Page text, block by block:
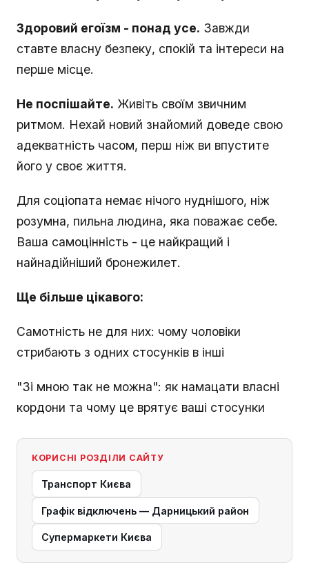
Здоровий егоїзм - понад усе. Завжди
ставте власну безпеку, спокій та інтереси на
перше місце.
Не поспішайте. Живіть своїм звичним
ритмом. Нехай новий знайомий доведе свою
адекватність часом, перш ніж ви впустите
його у своє життя.
Для соціопата немає нічого нуднішого, ніж
розумна, пильна людина, яка поважає себе.
Ваша самоцінність - це найкращий і
найнадійніший бронежилет.
Ще більше цікавого:
Самотність не для них: чому чоловіки
стрибають з одних стосунків в інші
"Зі мною так не можна": як намацати власні
кордони та чому це врятує ваші стосунки
КОРИСНІ РОЗДІЛИ САЙТУ
Транспорт Києва
Графік відключень — Дарницький район
Супермаркети Києва